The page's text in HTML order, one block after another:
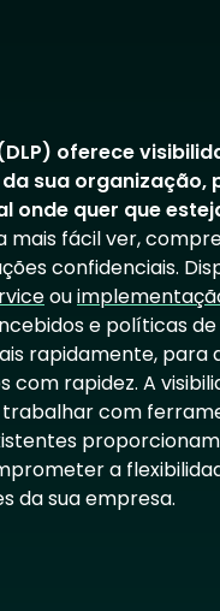
oferece
sua organização,
onde quer que
mais fácil ver,
confidenciais.
ou
e políticas
rapidamente, para
com rapidez. A
com
a
da sua empresa.